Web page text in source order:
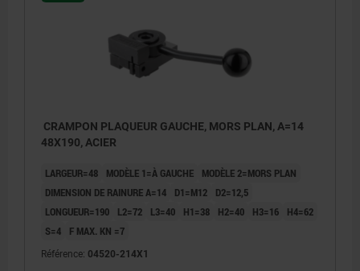
CRAMPON PLAQUEUR GAUCHE, MORS PLAN, A=14
48X190, ACIER
LARGEUR=48 MODÈLE 1=À GAUCHE
MODÈLE 2=MORS PLAN
DIMENSION DE RAINURE A=14
D1=M12
D2=12,5
LONGUEUR=190
L2=72 L3=40 H1=38 H2=40 H3=16
H4=62
S=4
F MAX. KN =7
Référence: 04520-214X1